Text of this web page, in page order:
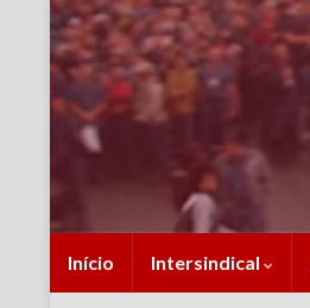
Início Intersindical